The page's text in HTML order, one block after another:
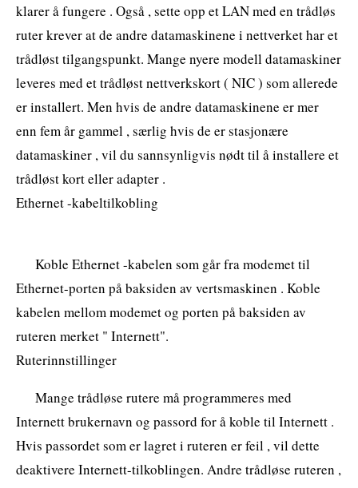
klarer å fungere . Også , sette opp et LAN med en trådløs
ruter krever at de andre datamaskinene i nettverket har et
trådløst tilgangspunkt. Mange nyere modell datamaskiner
leveres med et trådløst nettverkskort ( NIC ) som allerede
er installert. Men hvis de andre datamaskinene er mer
enn fem år gammel , særlig hvis de er stasjonære
datamaskiner , vil du sannsynligvis nødt til å installere et
trådløst kort eller adapter .
Ethernet -kabeltilkobling
Koble Ethernet -kabelen som går fra modemet til
Ethernet-porten på baksiden av vertsmaskinen . Koble
kabelen mellom modemet og porten på baksiden av
ruteren merket " Internett".
Ruterinnstillinger
Mange trådløse rutere må programmeres med
Internett brukernavn og passord for å koble til Internett .
Hvis passordet som er lagret i ruteren er feil , vil dette
deaktivere Internett-tilkoblingen. Andre trådløse ruteren ,